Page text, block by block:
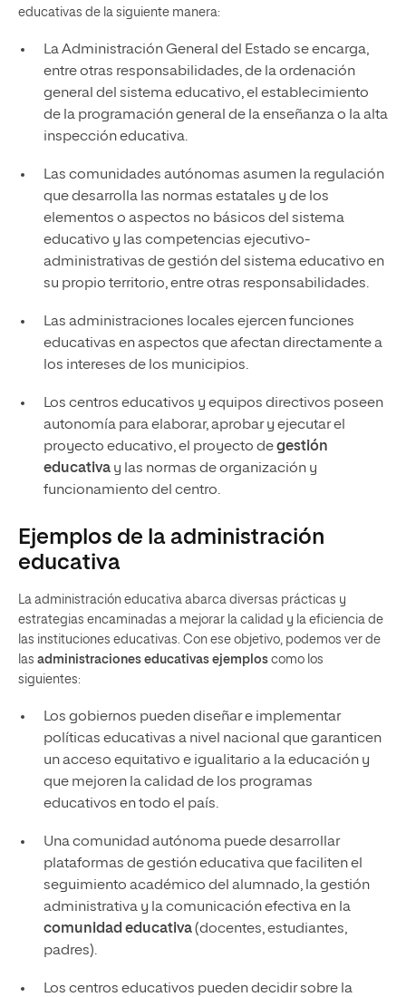
educativas de la siguiente manera:
La Administración General del Estado se encarga,
entre otras responsabilidades, de la ordenación
general del sistema educativo, el establecimiento
de la programación general de la enseñanza o la alta
inspección educativa.
Las comunidades autónomas asumen la regulación
que desarrolla las normas estatales y de los
elementos o aspectos no básicos del sistema
educativo y las competencias ejecutivo-
administrativas de gestión del sistema educativo en
su propio territorio, entre otras responsabilidades.
Las administraciones locales ejercen funciones
educativas en aspectos que afectan directamente a
los intereses de los municipios.
Los centros educativos y equipos directivos poseen
autonomía para elaborar, aprobar y ejecutar el
proyecto educativo, el proyecto degestión
educativay las normas de organización y
funcionamiento del centro.
Ejemplos de la administración
educativa
La administración educativa abarca diversas prácticas y
estrategias encaminadas a mejorar la calidad y la eficiencia de
las instituciones educativas. Con ese objetivo, podemos ver de
las administraciones educativas ejemplos como los
siguientes:
Los gobiernos pueden diseñar e implementar
políticas educativas a nivel nacional que garanticen
un acceso equitativo e igualitario a la educación y
que mejoren la calidad de los programas
educativos en todo el país.
Una comunidad autónoma puede desarrollar
plataformas de gestión educativa que faciliten el
seguimiento académico del alumnado, la gestión
administrativa y la comunicación efectiva en la
comunidad educativa(docentes, estudiantes,
padres).
Los centros educativos pueden decidir sobre la